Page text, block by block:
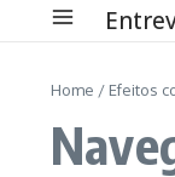
Home / Efeitos